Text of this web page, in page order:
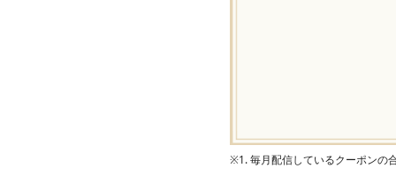
※1. 毎月配信しているクーポンの